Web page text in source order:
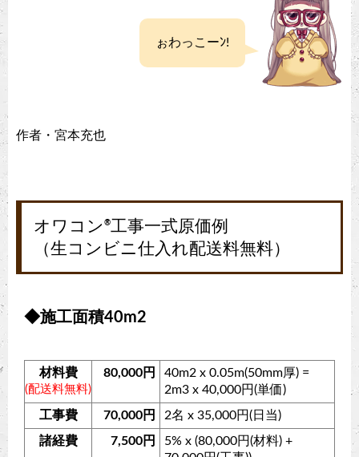
ぉわっこーﾝ!
作者・宮本充也
オワコン ®工事一式原価例
（生コンビニ仕入れ配送料無料）
◆施工面積40m2
材料費
(配送料無料)
80,000円
40m2 x 0.05m(50mm厚) =
2m3 x 40,000円(単価)
工事費
70,000円
2名 x 35,000円(日当)
諸経費
7,500円
5% x (80,000円(材料) +